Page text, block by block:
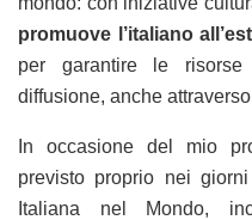
promuove l’italiano
per garantire le
diffusione, anche
In occasione del mio
previsto proprio nei
Italiana nel Mondo,